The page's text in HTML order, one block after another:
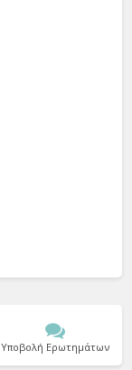
Υποβολή Ερωτημάτων